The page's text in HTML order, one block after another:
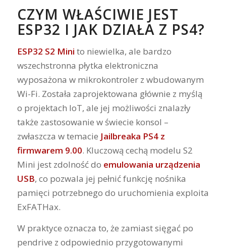
CZYM WŁAŚCIWIE JEST
ESP32 I JAK DZIAŁA Z PS4?
ESP32 S2 Mini to niewielka, ale bardzo
wszechstronna płytka elektroniczna
wyposażona w mikrokontroler z wbudowanym
Wi-Fi. Została zaprojektowana głównie z myślą
o projektach IoT, ale jej możliwości znalazły
także zastosowanie w świecie konsol –
zwłaszcza w temacie Jailbreaka PS4 z
firmwarem 9.00. Kluczową cechą modelu S2
Mini jest zdolność do emulowania urządzenia
USB, co pozwala jej pełnić funkcję nośnika
pamięci potrzebnego do uruchomienia exploita
ExFATHax.
W praktyce oznacza to, że zamiast sięgać po
pendrive z odpowiednio przygotowanymi